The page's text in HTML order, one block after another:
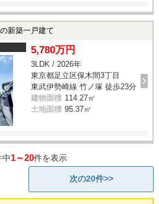
新築一戸建て
5,780万円
3LDK / 2026年
東京都足立区保木間3丁目
東武伊勢崎線 竹ノ塚 徒歩23分
建物面積 114.27㎡
土地面積 95.37㎡
中1～20件を表示
次の20件>>